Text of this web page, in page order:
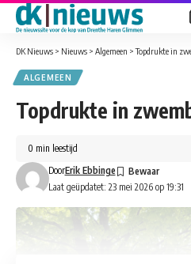
DK Nieuws > Nieuws > Algemeen >Topdrukte in
ALGEMEEN
Topdrukte in
Laat geüpdatet: 23 mei 2026 op 19:31
DoorErik Ebbinge
0 min leestijd